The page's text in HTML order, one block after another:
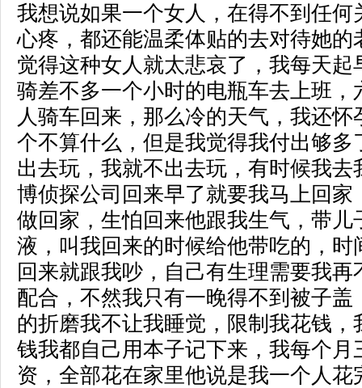
我想说如果一个女人，在得不到任何
心疼，都还能温柔体贴的去对待她的
觉得这种女人就太悲哀了，我每天起
骑差不多一个小时的电瓶车去上班，
人骑车回来，那么冷的天气，我还怀
个不算什么，但是我觉得我付出够多
出去玩，我就不出去玩，有时候我去
博侦探公司 回来早了就要我马上回家
做回家，生怕回来他跟我生气，带儿
液，叫我回来的时候给他带吃的，时
回来就跟我吵，自己有生理需要我再
配合，不然我只有一晚得不到被子盖
的折磨我不让我睡觉，限制我花钱，
钱我都自己用本子记下来，我每个月
资，全部花在家里他说是我一个人花